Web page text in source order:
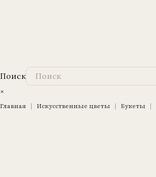
Поиск
×
Главная | Искусственные цветы | Букеты |